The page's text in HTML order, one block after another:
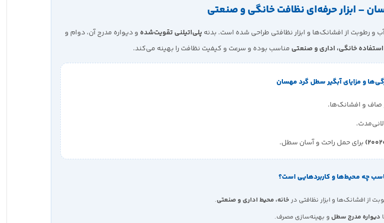
– ابزار حرفه‌ای نظافت خانگی و صنعتی
رطوبت از افشانک‌ها و ابزار نظافتی طراحی شده است. بدنه پلی‌اتیلنی تقویت‌شده و دیواره مدرج آن، دوام و
استفاده خانگی، اداری و صنعتی مناسب بوده و سرعت و کیفیت نظافت را بهینه می‌کند.
و مزایای آبگیر سطل گرد مهسان
صاف و افشانک‌ها.
برای حمل راحت و آسان سطل.
چه محیط‌ها و کاربردهایی است؟
از افشانک‌ها و ابزار نظافتی در خانه، محیط اداری و صنعتی.
دیواره مدرج سطل و بهینه‌سازی مصرف.